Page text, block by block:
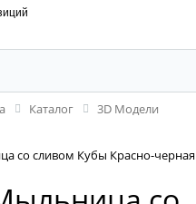
Каталог
3D Модели
со сливом Кубы Красно-черная